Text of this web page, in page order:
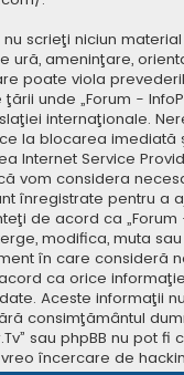
scrieţi niciun
ură, ameninţare,
poate viola
unde „Forum -
internaţionale.
la blocarea imediată
Internet Service
vom considera
înregistrate pentru a
de acord ca „Forum
modifica, muta
în care consideră
ca orice
Aceste informaţii
consimţământul
sau phpBB nu pot fi
încercare de